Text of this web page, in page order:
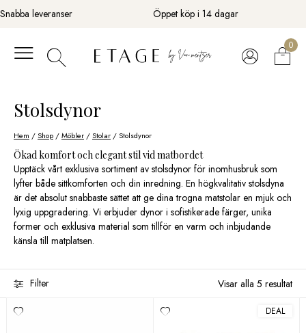
Fortsätt
till
Snabba leveranser Öppet köp i 14 dagar
0
Hem /Shop /Möbler /Stolar / Stolsdynor
Stolsdynor
Ökad komfort och elegant stil vid matbordet
Upptäck vårt exklusiva sortiment av stolsdynor för inomhusbruk som
lyfter både sittkomforten och din inredning. En högkvalitativ stolsdyna
är det absolut snabbaste sättet att ge dina trogna matstolar en mjuk och
lyxig uppgradering. Vi erbjuder dynor i sofistikerade färger, unika
former och exklusiva material som tillför en varm och inbjudande
känsla till matplatsen.
Filter Visar alla 5 resultat
Sortera efter Varumärke
DEAL